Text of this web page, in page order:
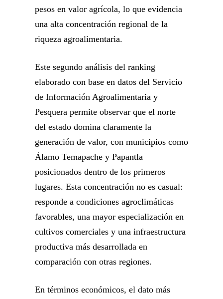
pesos en valor agrícola, lo que evidencia
una alta concentración regional de la
riqueza agroalimentaria.
Este segundo análisis del ranking
elaborado con base en datos del Servicio
de Información Agroalimentaria y
Pesquera permite observar que el norte
del estado domina claramente la
generación de valor, con municipios como
Álamo Temapache y Papantla
posicionados dentro de los primeros
lugares. Esta concentración no es casual:
responde a condiciones agroclimáticas
favorables, una mayor especialización en
cultivos comerciales y una infraestructura
productiva más desarrollada en
comparación con otras regiones.
En términos económicos, el dato más